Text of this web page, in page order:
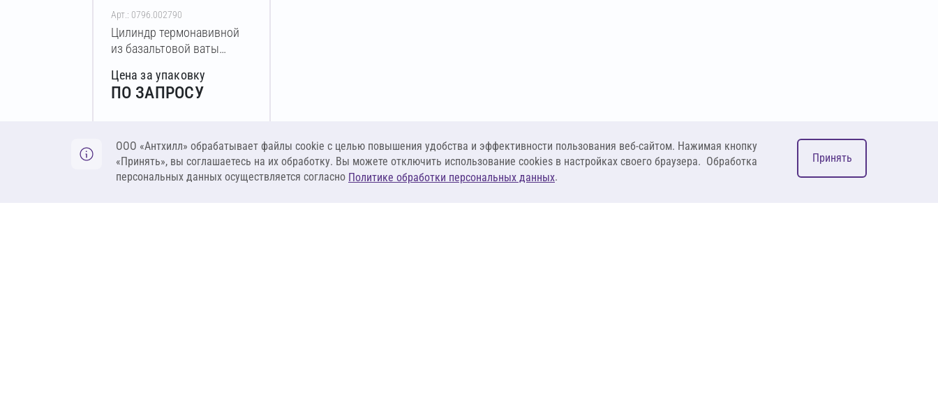
Арт.: 0796.002790
Цилиндр термонавивной
из базальтовой ваты
40х140-1200 мм
Цена за упаковку
ПО ЗАПРОСУ
Оставить заявку
ООО «Антхилл» обрабатывает файлы cookie c целью повышения удобства и эффективности пользования веб-сайтом. Нажимая кнопку
«Принять», вы соглашаетесь на их обработку. Вы можете отключить использование cookies в настройках своего браузера. Обработка
персональных данных осуществляется согласно Политике обработки персональных данных.
Принять